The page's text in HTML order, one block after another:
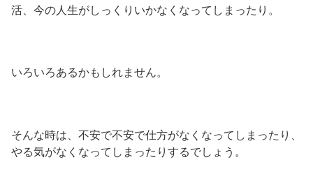
活、今の人生がしっくりいかなくなってしまったり。
いろいろあるかもしれません。
そんな時は、不安で不安で仕方がなくなってしまったり、
やる気がなくなってしまったりするでしょう。